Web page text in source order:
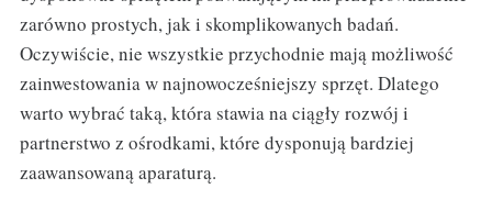
zarówno prostych, jak i skomplikowanych badań.
Oczywiście, nie wszystkie przychodnie mają możliwość
zainwestowania w najnowocześniejszy sprzęt. Dlatego
warto wybrać taką, która stawia na ciągły rozwój i
partnerstwo z ośrodkami, które dysponują bardziej
zaawansowaną aparaturą.